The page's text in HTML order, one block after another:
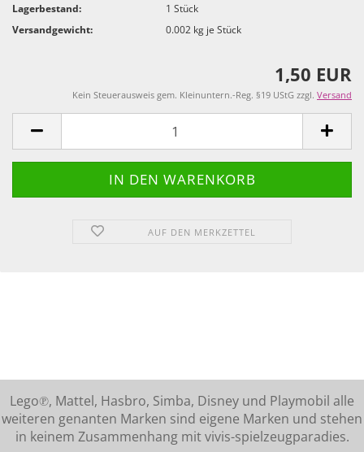
Lagerbestand: 1Stück
Versandgewicht:
0.002 kg je Stück
1,50 EUR
Kein Steuerausweis gem. Kleinuntern.-Reg. §19 UStG zzgl. Versand
AUF DEN MERKZETTEL
Lego℗, Mattel, Hasbro, Simba, Disney und Playmobil alle
weiteren genanten Marken sind eigene Marken und stehen
in keinem Zusammenhang mit vivis-spielzeugparadies.